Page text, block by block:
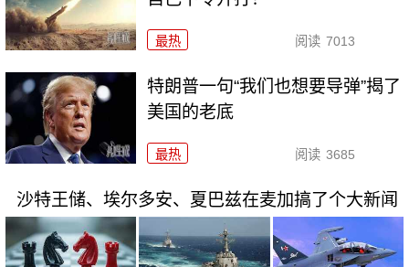
最热 阅读 7013
特朗普一句“我们也想要导弹”揭了
美国的老底
最热 阅读 3685
沙特王储、埃尔多安、夏巴兹在麦加搞了个大新闻